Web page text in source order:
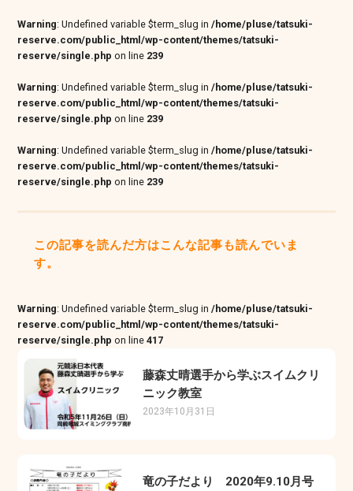
Warning: Undefined variable $term_slug in/home/pluse/tatsuki-
reserve.com/public_html/wp-content/themes/tatsuki-
reserve/single.php on line 239
Warning: Undefined variable $term_slug in/home/pluse/tatsuki-
reserve.com/public_html/wp-content/themes/tatsuki-
reserve/single.php on line 239
Warning: Undefined variable $term_slug in/home/pluse/tatsuki-
reserve.com/public_html/wp-content/themes/tatsuki-
reserve/single.php on line 239
この記事を読んだ方はこんな記事も読んでいま
す。
Warning: Undefined variable $term_slug in/home/pluse/tatsuki-
reserve.com/public_html/wp-content/themes/tatsuki-
reserve/single.php on line417
藤森丈晴選手から学ぶスイムクリ
ニック教室
2023年10月31日
竜の子だより 2020年9.10月号